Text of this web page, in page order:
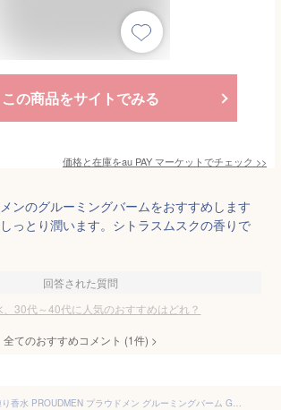
この商品をサイトでみる
価格と在庫をau PAY マーケットでチェック >>
ンのグルーミングバームをおすすめします
っとり潤います。シトラスムスクの香りで
回答された質問
、30代～40代に人気のおすすめはどれ？
全てのおすすめコメント (1件) >
香水 メンズ 練り香水 PROUDMEN プラウドメン グルーミングバーム GW グリーンウッド 40g [ ボディクリーム 男性化粧品 男性用 誕生日プレゼント いい香り ギフト ブランド おすすめ ]